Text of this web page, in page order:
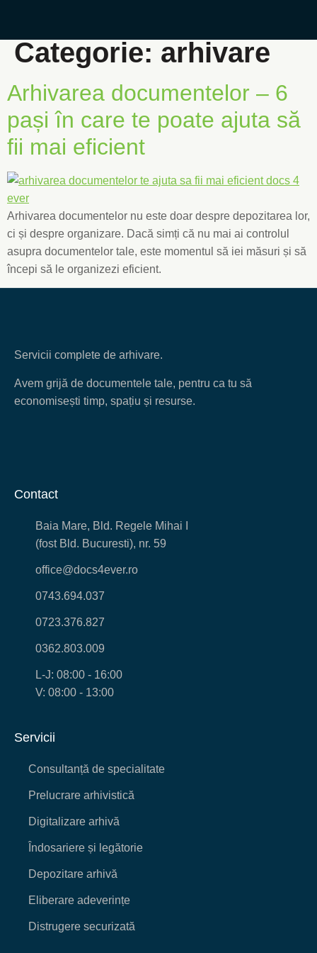
Categorie: arhivare
Arhivarea documentelor – 6
pași în care te poate ajuta să
fii mai eficient
Arhivarea documentelor nu este doar despre depozitarea lor,
ci și despre organizare. Dacă simți că nu mai ai controlul
asupra documentelor tale, este momentul să iei măsuri și să
începi să le organizezi eficient.
Servicii complete de arhivare.
Avem grijă de documentele tale, pentru ca tu să
economisești timp, spațiu și resurse.
Contact
Baia Mare, Bld. Regele Mihai I
(fost Bld. Bucuresti), nr. 59
office@docs4ever.ro
0743.694.037
0723.376.827
0362.803.009
L-J: 08:00 - 16:00
V: 08:00 - 13:00
Servicii
Consultanță de specialitate
Prelucrare arhivistică
Digitalizare arhivă
Îndosariere și legătorie
Depozitare arhivă
Eliberare adeverințe
Distrugere securizată